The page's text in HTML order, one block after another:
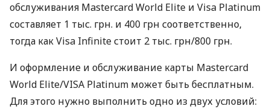
обслуживания Mastercard World Elite и Visa Platinum
составляет 1 тыс. грн. и 400 грн соответственно,
тогда как Visa Infinite стоит 2 тыс. грн/800 грн.
И оформление и обслуживание карты Mastercard
World Elite/VISA Platinum может быть бесплатным.
Для этого нужно выполнить одно из двух условий: